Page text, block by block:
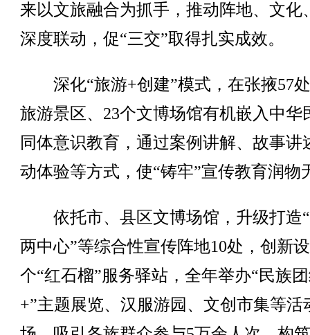
来以文旅融合为抓手，推动阵地、文化
深度联动，促“三交”取得扎实成效。
深化“旅游+创建”模式，在张掖57
旅游景区、23个文博场馆有机嵌入中华
同体意识教育，通过案例讲解、故事讲
动体验等方式，使“铸牢”宣传教育润物
依托市、县区文博场馆，升级打造
两中心”等综合性宣传阵地10处，创新
个“红石榴”服务驿站，全年举办“民族
+”主题展览、汉服游园、文创市集等活